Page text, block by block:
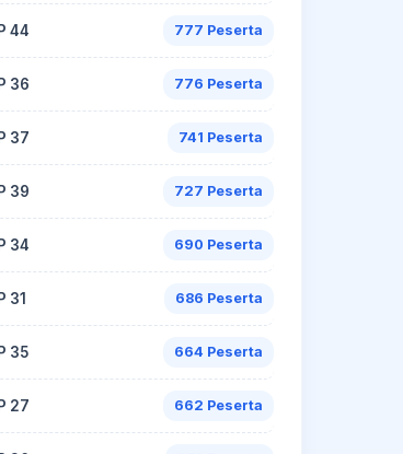
44 777 Peserta
36 776 Peserta
37 741 Peserta
39 727 Peserta
34 690 Peserta
31 686 Peserta
35 664 Peserta
27 662 Peserta